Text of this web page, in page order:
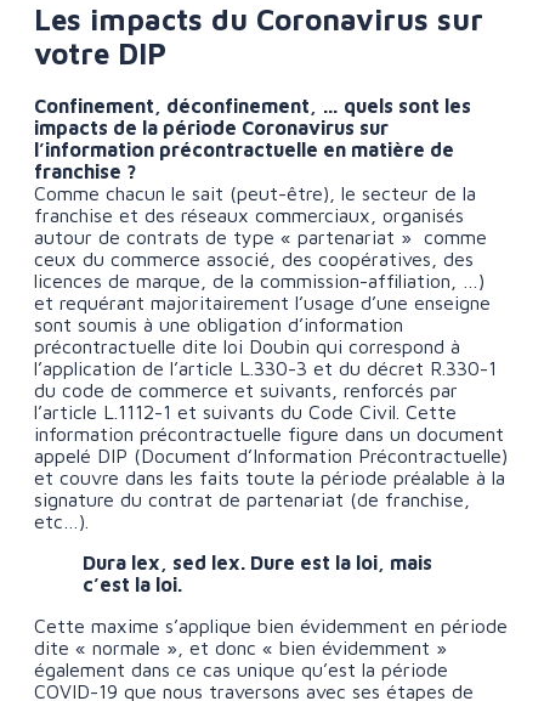
Les impacts du Coronavirus sur
votre DIP
Confinement, déconfinement, … quels sont les
impacts de la période Coronavirus sur
l’information précontractuelle en matière de
franchise ?
Comme chacun le sait (peut-être), le secteur de la
franchise et des réseaux commerciaux, organisés
autour de contrats de type « partenariat » comme
ceux du commerce associé, des coopératives, des
licences de marque, de la commission-affiliation, …)
et requérant majoritairement l’usage d’une enseigne
sont soumis à une obligation d’information
précontractuelle dite loi Doubin qui correspond à
l’application de l’article L.330-3 et du décret R.330-1
du code de commerce et suivants, renforcés par
l’article L.1112-1 et suivants du Code Civil. Cette
information précontractuelle figure dans un document
appelé DIP (Document d’Information Précontractuelle)
et couvre dans les faits toute la période préalable à la
signature du contrat de partenariat (de franchise,
etc…).
Dura lex, sed lex. Dure est la loi, mais
c’est la loi.
Cette maxime s’applique bien évidemment en période
dite « normale », et donc « bien évidemment »
également dans ce cas unique qu’est la période
COVID-19 que nous traversons avec ses étapes de